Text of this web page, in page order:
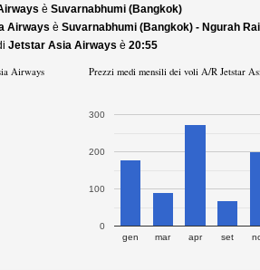
è Suvarnabhumi (Bangkok)
Airways è Suvarnabhumi (Bangkok) - Ngurah
Jetstar Asia Airways è 20:55
Airways Prezzi medi mensili dei voli A/R Jetstar
gen mar apr set
0
100
200
300